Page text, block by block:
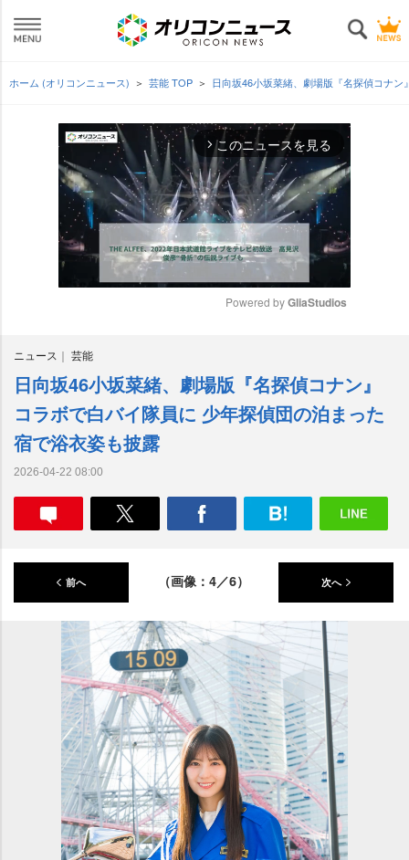
ホーム (オリコンニュース) 芸能 TOP 日向坂46小坂菜緒、劇場版『名探偵コナ
arrow_forward_ios このニュースを見る
t
e
Powered by GliaStudios
ニュース 芸能
日向坂46小坂菜緒、劇場版『名探偵コナン』
コラボで白バイ隊員に 少年探偵団の泊まった
宿で浴衣姿も披露
2026-04-22 08:00
前へ （画像：4／6） 次へ